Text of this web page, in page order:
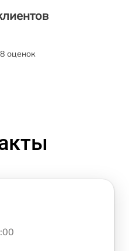
оценок